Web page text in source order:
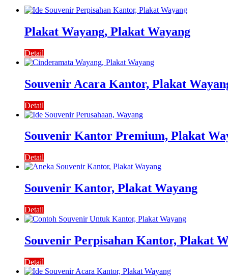
Plakat Wayang, Plakat Wayang
Detail
Souvenir Acara Kantor, Plakat
Detail
Souvenir Kantor Premium, Plakat
Detail
Souvenir Kantor, Plakat Wayang
Detail
Souvenir Perpisahan Kantor, Plakat
Detail